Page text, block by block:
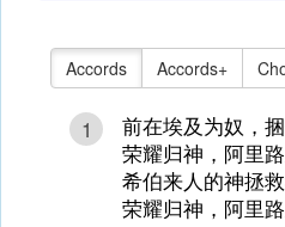
Accords Accords+
1
前在埃及为奴，
荣耀归神，阿里路
希伯来人的神拯
荣耀归神，阿里路